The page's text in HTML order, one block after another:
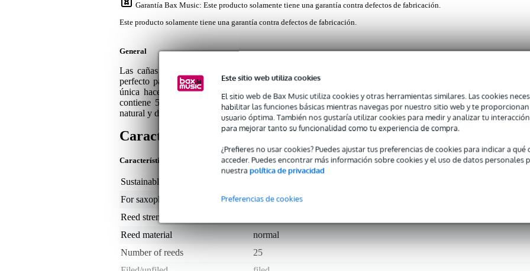
Este sitio web utiliza cookies
El sitio web de Bax Music utiliza cookies y otras herramientas similares. Las cookies
habilitar las funciones básicas mientras navegas por nuestro sitio web y te
usuario óptima. También nos gustaría utilizar cookies para medir y analizar tu
para mejorar tanto su funcionalidad como tu experiencia de compra.
¿Prefieres no usar cookies? Puedes ajustar tus preferencias de cookies para indicar a
acceder. Puedes encontrar más información sobre cookies y el uso de datos personales
nuestra política de privacidad
Preferencias de cookies
Garantía Bax Music: Este producto solamente tiene una garantía contra defectos de fabricación.
Este producto solamente tiene una garantía contra defectos de fabricación.
General
Las cañas D'Addario Plasticover para saxofón alto en fuerza 2.0 ofrecen un sonido brillante y proyector
perfecto para una variedad de estilos musicales, incluyendo rock, pop y jazz latino. La superficie recubierta
única hace que estas cañas sean extra duraderas y resistentes a condiciones climáticas extremas. El juego
contiene 5 lengüetas y es ideal para cambiar rápidamente de instrumento. Fabricadas con cañas de
natural y diseñadas en EE.UU.
Características
Características del producto
Sustainable product
For saxophone type
alto saxophone
Reed strength
Reed material
normal
Number of reeds
25